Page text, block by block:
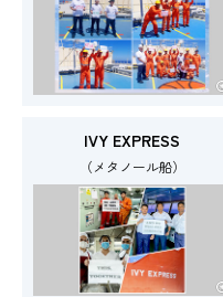
IVY EXPRESS
（メタノール船）